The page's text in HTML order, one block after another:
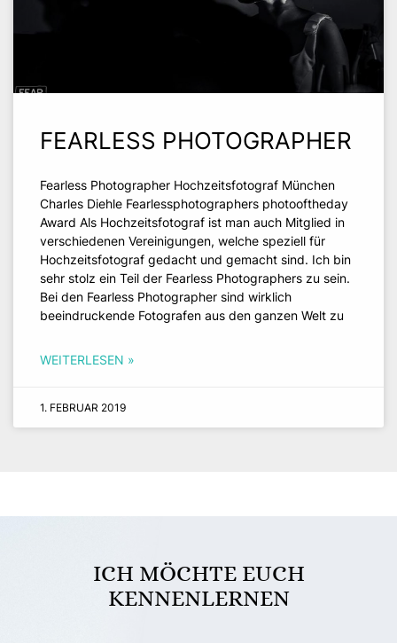
FEARLESS PHOTOGRAPHER
Fearless Photographer Hochzeitsfotograf München
Charles Diehle Fearlessphotographers photooftheday
Award Als Hochzeitsfotograf ist man auch Mitglied in
verschiedenen Vereinigungen, welche speziell für
Hochzeitsfotograf gedacht und gemacht sind. Ich bin
sehr stolz ein Teil der Fearless Photographers zu sein.
Bei den Fearless Photographer sind wirklich
beeindruckende Fotografen aus den ganzen Welt zu
WEITERLESEN »
1. FEBRUAR 2019
ICH MÖCHTE EUCH
KENNENLERNEN